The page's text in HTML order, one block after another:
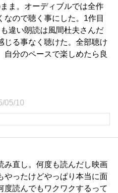
ま。オーディブルでは全作
なので聴く事にした。1作目
違い朗読は風間杜夫さんだ
じる事なく聴けた。全部聴け
自分のペースで楽しめたら良
05/10
み直し。何度も読んだし映画
やったけどやっぱり本当に面
度読んでもワクワクするって